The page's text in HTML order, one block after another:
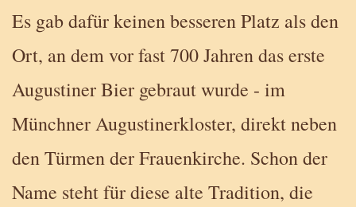
Es gab dafür keinen besseren Platz als den
Ort, an dem vor fast 700 Jahren das erste
Augustiner Bier gebraut wurde - im
Münchner Augustinerkloster, direkt neben
den Türmen der Frauenkirche. Schon der
Name steht für diese alte Tradition, die